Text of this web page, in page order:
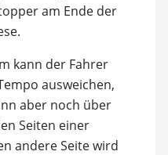
am Ende der
kann der Fahrer
ausweichen,
aber noch über
Seiten einer
andere Seite wird